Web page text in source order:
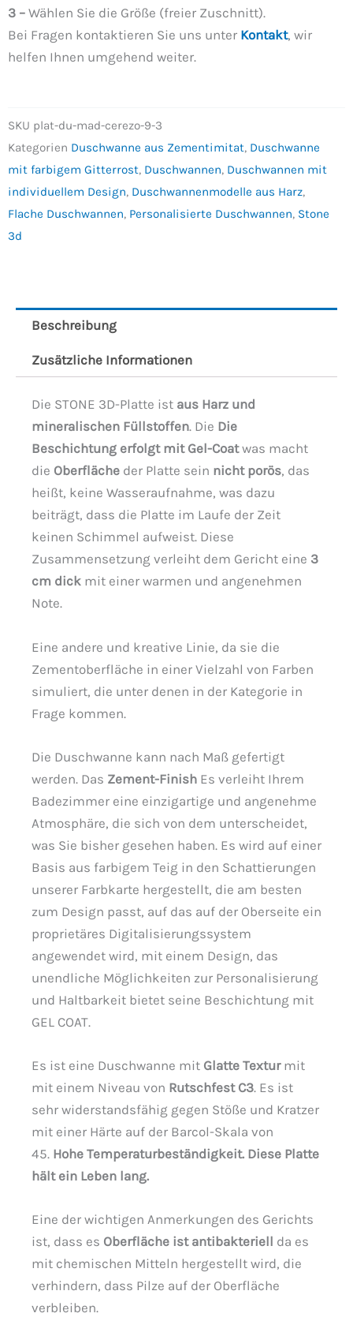
3 – Wählen Sie die Größe (freier Zuschnitt).
Bei Fragen kontaktieren Sie uns unter Kontakt, wir
helfen Ihnen umgehend weiter.
SKU plat-du-mad-cerezo-9-3
Kategorien Duschwanne aus Zementimitat, Duschwanne
mit farbigem Gitterrost, Duschwannen, Duschwannen mit
individuellem Design, Duschwannenmodelle aus Harz,
Flache Duschwannen, Personalisierte Duschwannen, Stone
3d
Beschreibung
Zusätzliche Informationen
Die STONE 3D-Platte ist aus Harz und
mineralischen Füllstoffen. Die Die
Beschichtung erfolgt mit Gel-Coatwas macht
die Oberfläche der Platte sein nicht porös, das
heißt, keine Wasseraufnahme, was dazu
beiträgt, dass die Platte im Laufe der Zeit
keinen Schimmel aufweist. Diese
Zusammensetzung verleiht dem Gericht eine 3
cm dick mit einer warmen und angenehmen
Note.
Eine andere und kreative Linie, da sie die
Zementoberfläche in einer Vielzahl von Farben
simuliert, die unter denen in der Kategorie in
Frage kommen.
Die Duschwanne kann nach Maß gefertigt
werden. Das Zement-Finish Es verleiht Ihrem
Badezimmer eine einzigartige und angenehme
Atmosphäre, die sich von dem unterscheidet,
was Sie bisher gesehen haben. Es wird auf einer
Basis aus farbigem Teig in den Schattierungen
unserer Farbkarte hergestellt, die am besten
zum Design passt, auf das auf der Oberseite ein
proprietäres Digitalisierungssystem
angewendet wird, mit einem Design, das
unendliche Möglichkeiten zur Personalisierung
und Haltbarkeit bietet seine Beschichtung mit
GEL COAT.
Es ist eine Duschwanne mit Glatte Texturmit
mit einem Niveau von Rutschfest C3. Es ist
sehr widerstandsfähig gegen Stöße und Kratzer
mit einer Härte auf der Barcol-Skala von
45. Hohe Temperaturbeständigkeit. Diese Platte
hält ein Leben lang.
Eine der wichtigen Anmerkungen des Gerichts
ist, dass es Oberfläche ist antibakteriell da es
mit chemischen Mitteln hergestellt wird, die
verhindern, dass Pilze auf der Oberfläche
verbleiben.